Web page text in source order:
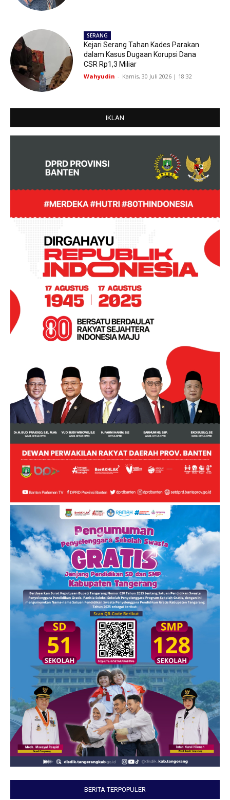
SERANG
Kejari Serang Tahan Kades Parakan
dalam Kasus Dugaan Korupsi Dana
CSR Rp1,3 Miliar
Wahyudin - Kamis, 30 Juli 2026 | 18:32
IKLAN
BERITA TERPOPULER